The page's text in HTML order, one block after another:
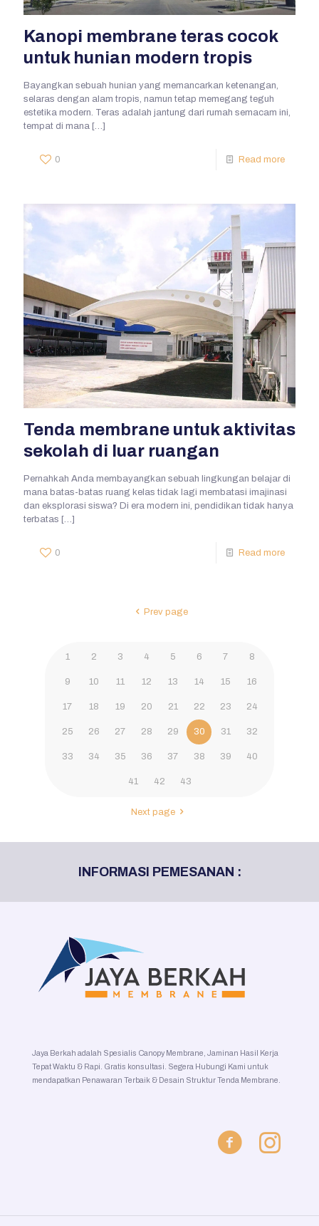
Kanopi membrane teras cocok
untuk hunian modern tropis
Bayangkan sebuah hunian yang memancarkan ketenangan,
selaras dengan alam tropis, namun tetap memegang teguh
estetika modern. Teras adalah jantung dari rumah semacam ini,
tempat di mana […]
0 Read more
Tenda membrane untuk aktivitas
sekolah di luar ruangan
Pernahkah Anda membayangkan sebuah lingkungan belajar di
mana batas-batas ruang kelas tidak lagi membatasi imajinasi
dan eksplorasi siswa? Di era modern ini, pendidikan tidak hanya
terbatas […]
0 Read more
Prev page
1 2 3 4 5 6 7 8
9 10 11 12 13 14 15 16
17 18 19 20 21 22 23 24
25 26 27 28 29 30 31 32
33 34 35 36 37 38 39 40
41 42 43
Next page
INFORMASI PEMESANAN :
Jaya Berkah adalah Spesialis Canopy Membrane, Jaminan Hasil Kerja
Tepat Waktu & Rapi. Gratis konsultasi. Segera Hubungi Kami untuk
mendapatkan Penawaran Terbaik & Desain Struktur Tenda Membrane.